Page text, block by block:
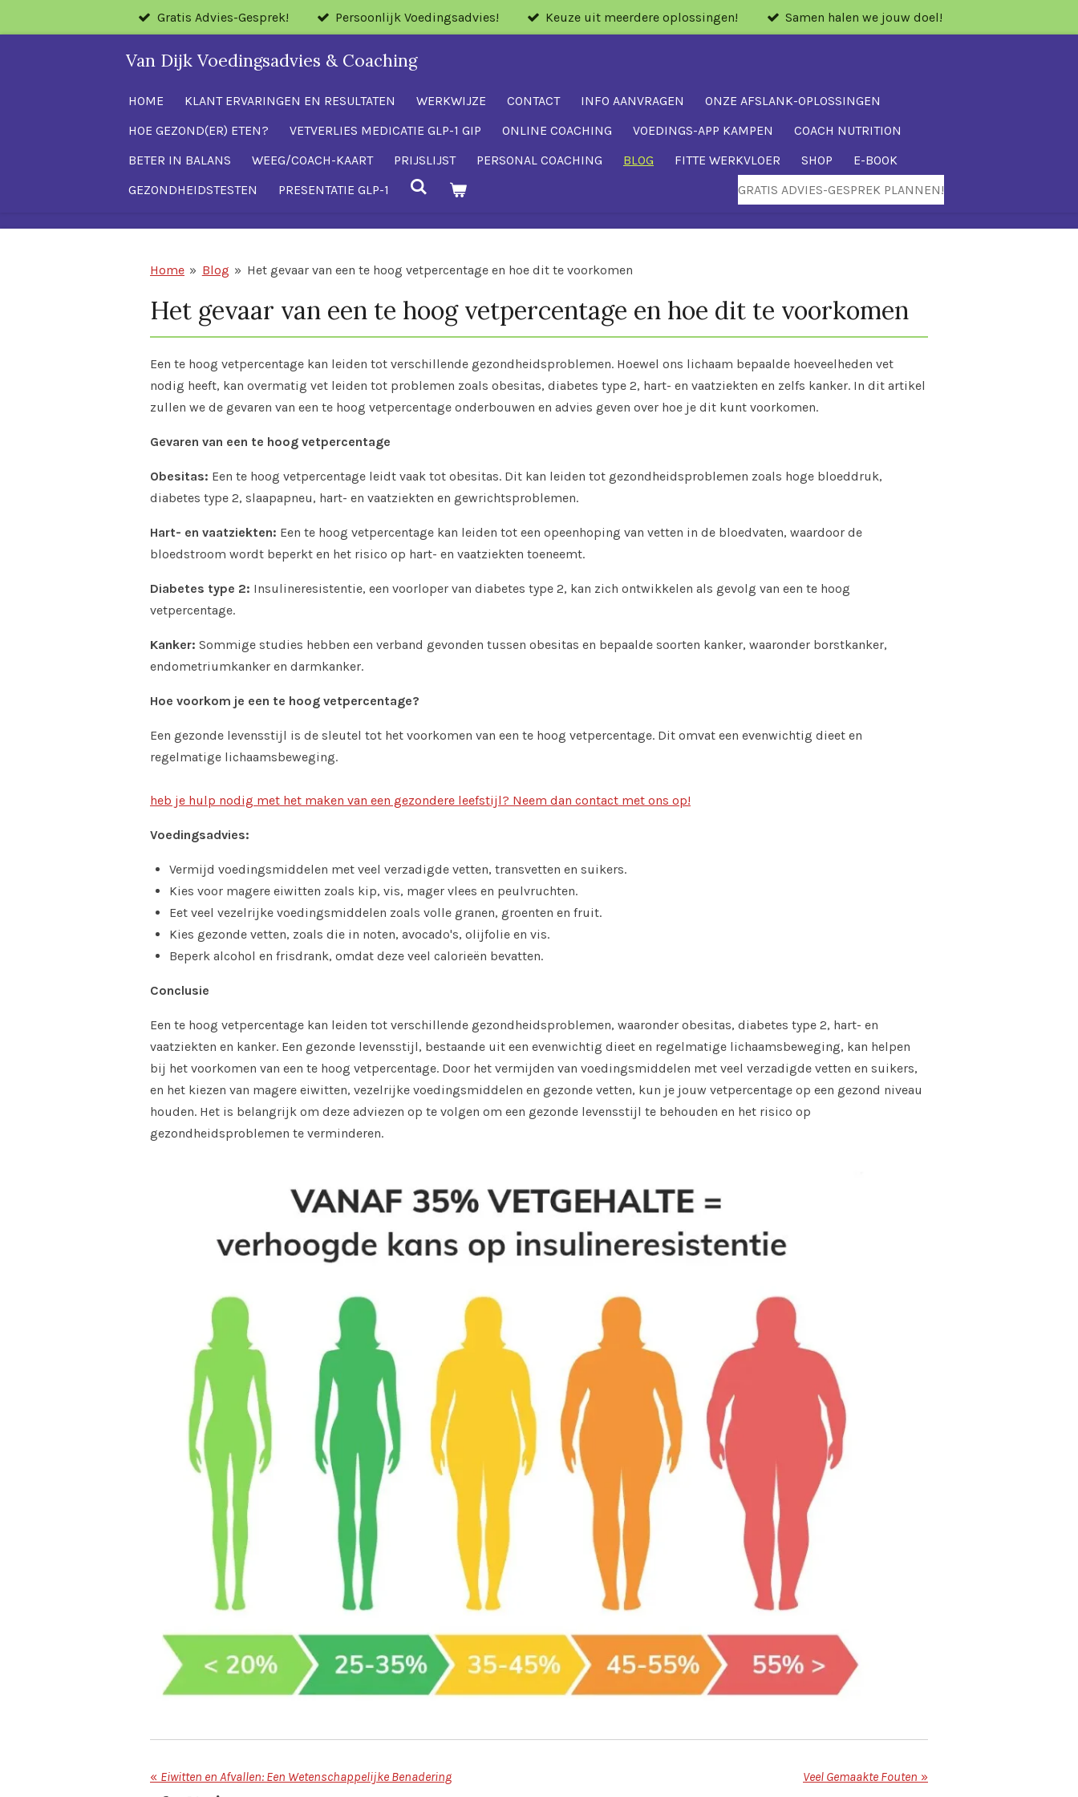
Gratis Advies-Gesprek! Persoonlijk Voedingsadvies! Keuze uit meerdere oplossingen! Samen halen we jouw doel!
Van Dijk Voedingsadvies & Coaching
HOME KLANT ERVARINGEN EN RESULTATEN WERKWIJZE CONTACT INFO AANVRAGEN
ONZE AFSLANK-OPLOSSINGEN
HOE GEZOND(ER) ETEN?
VETVERLIES MEDICATIE GLP-1 GIP ONLINE COACHING VOEDINGS-APP KAMPEN
COACH NUTRITION
BETER IN BALANS
WEEG/COACH-KAART PRIJSLIJST PERSONAL COACHING BLOG FITTE WERKVLOER SHOP
E-BOOK
GEZONDHEIDSTESTEN
PRESENTATIE GLP-1 GRATIS ADVIES-GESPREK PLANNEN!
Home » Blog » Het gevaar van een te hoog vetpercentage en hoe dit te voorkomen
Het gevaar van een te hoog vetpercentage en hoe dit te voorkomen
Een te hoog vetpercentage kan leiden tot verschillende gezondheidsproblemen. Hoewel ons lichaam bepaalde hoeveelheden vet
nodig heeft, kan overmatig vet leiden tot problemen zoals obesitas, diabetes type 2, hart- en vaatziekten en zelfs kanker. In dit artikel
zullen we de gevaren van een te hoog vetpercentage onderbouwen en advies geven over hoe je dit kunt voorkomen.
Gevaren van een te hoog vetpercentage
Obesitas: Een te hoog vetpercentage leidt vaak tot obesitas. Dit kan leiden tot gezondheidsproblemen zoals hoge bloeddruk,
diabetes type 2, slaapapneu, hart- en vaatziekten en gewrichtsproblemen.
Hart- en vaatziekten: Een te hoog vetpercentage kan leiden tot een opeenhoping van vetten in de bloedvaten, waardoor de
bloedstroom wordt beperkt en het risico op hart- en vaatziekten toeneemt.
Diabetes type 2: Insulineresistentie, een voorloper van diabetes type 2, kan zich ontwikkelen als gevolg van een te hoog
vetpercentage.
Kanker: Sommige studies hebben een verband gevonden tussen obesitas en bepaalde soorten kanker, waaronder borstkanker,
endometriumkanker en darmkanker.
Hoe voorkom je een te hoog vetpercentage?
Een gezonde levensstijl is de sleutel tot het voorkomen van een te hoog vetpercentage. Dit omvat een evenwichtig dieet en
regelmatige lichaamsbeweging.
heb je hulp nodig met het maken van een gezondere leefstijl? Neem dan contact met ons op!
Voedingsadvies:
Vermijd voedingsmiddelen met veel verzadigde vetten, transvetten en suikers.
Kies voor magere eiwitten zoals kip, vis, mager vlees en peulvruchten.
Eet veel vezelrijke voedingsmiddelen zoals volle granen, groenten en fruit.
Kies gezonde vetten, zoals die in noten, avocado's, olijfolie en vis.
Beperk alcohol en frisdrank, omdat deze veel calorieën bevatten.
Conclusie
Een te hoog vetpercentage kan leiden tot verschillende gezondheidsproblemen, waaronder obesitas, diabetes type 2, hart- en
vaatziekten en kanker. Een gezonde levensstijl, bestaande uit een evenwichtig dieet en regelmatige lichaamsbeweging, kan helpen
bij het voorkomen van een te hoog vetpercentage. Door het vermijden van voedingsmiddelen met veel verzadigde vetten en suikers,
en het kiezen van magere eiwitten, vezelrijke voedingsmiddelen en gezonde vetten, kun je jouw vetpercentage op een gezond niveau
houden. Het is belangrijk om deze adviezen op te volgen om een gezonde levensstijl te behouden en het risico op
gezondheidsproblemen te verminderen.
« Eiwitten en Afvallen: Een Wetenschappelijke Benadering Veel Gemaakte Fouten »